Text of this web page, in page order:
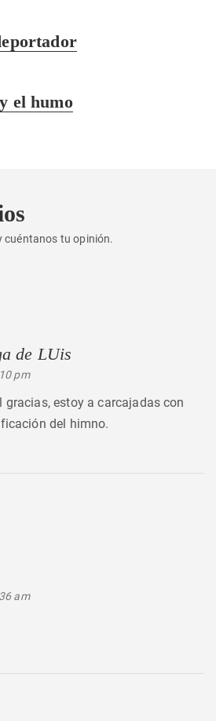
el humo
cuéntanos tu opinión.
de LUis
pm
gracias, estoy a carcajadas con
del himno.
am